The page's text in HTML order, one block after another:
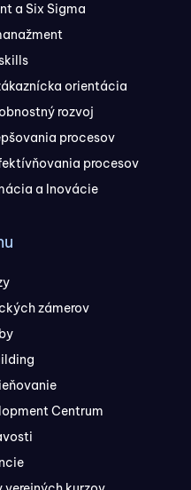
a Six Sigma
orientácia
rozvoj
procesov
procesov
a Inovácie
zámerov
Centrum